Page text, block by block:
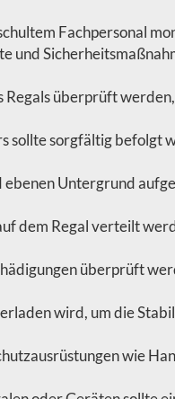
Fachpersonal
und
überprüft
sollte sorgfältig befolgt
ebenen Untergrund
dem Regal verteilt
überprüft
wird, um die
wie